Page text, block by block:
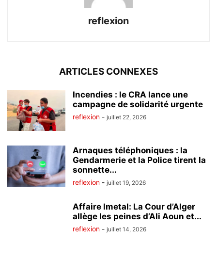
reflexion
ARTICLES CONNEXES
Incendies : le CRA lance une
campagne de solidarité urgente
reflexion - juillet 22, 2026
Arnaques téléphoniques : la
Gendarmerie et la Police tirent la
sonnette...
reflexion - juillet 19, 2026
Affaire Imetal: La Cour d’Alger
allège les peines d’Ali Aoun et...
reflexion - juillet 14, 2026